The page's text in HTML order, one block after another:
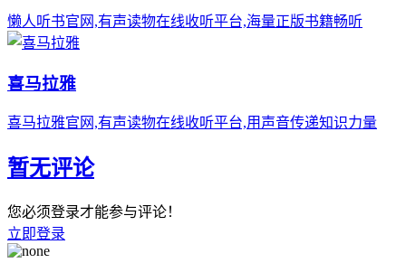
懒人听书官网,有声读物在线收听平台,海量正版书籍畅听
喜马拉雅
喜马拉雅官网,有声读物在线收听平台,用声音传递知识力量
暂无评论
您必须登录才能参与评论！
立即登录